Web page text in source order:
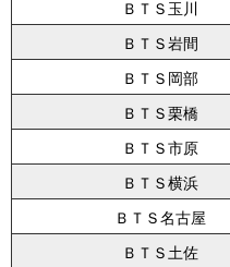
ＢＴＳ玉川
ＢＴＳ岩間
ＢＴＳ岡部
ＢＴＳ栗橋
ＢＴＳ市原
ＢＴＳ横浜
ＢＴＳ名古屋
ＢＴＳ土佐